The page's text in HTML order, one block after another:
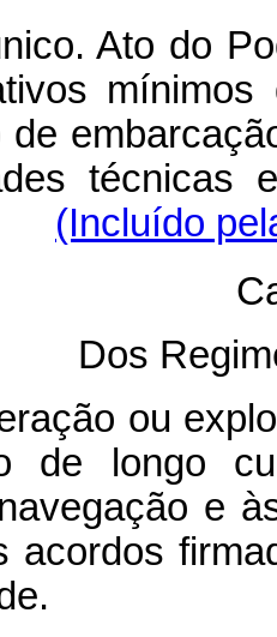
Ato do
de
técnicas
(Incluído
Dos
ou
de longo
e
acordos